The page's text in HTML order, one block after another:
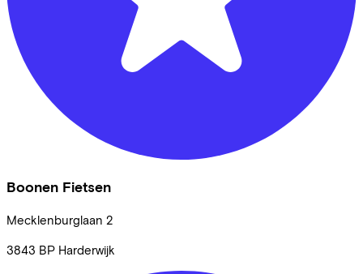
Boonen Fietsen
Mecklenburglaan 2
3843 BP Harderwijk